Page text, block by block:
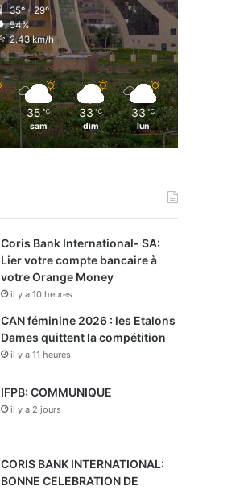
35º - 29º
54%
2.43 km/h
35 ℃
sam
33 ℃
dim
33 ℃
lun
Coris Bank International- SA:
Lier votre compte bancaire à
votre Orange Money
il y a 10 heures
CAN féminine 2026 : les Etalons
Dames quittent la compétition
il y a 11 heures
IFPB: COMMUNIQUE
il y a 2 jours
CORIS BANK INTERNATIONAL:
BONNE CELEBRATION DE